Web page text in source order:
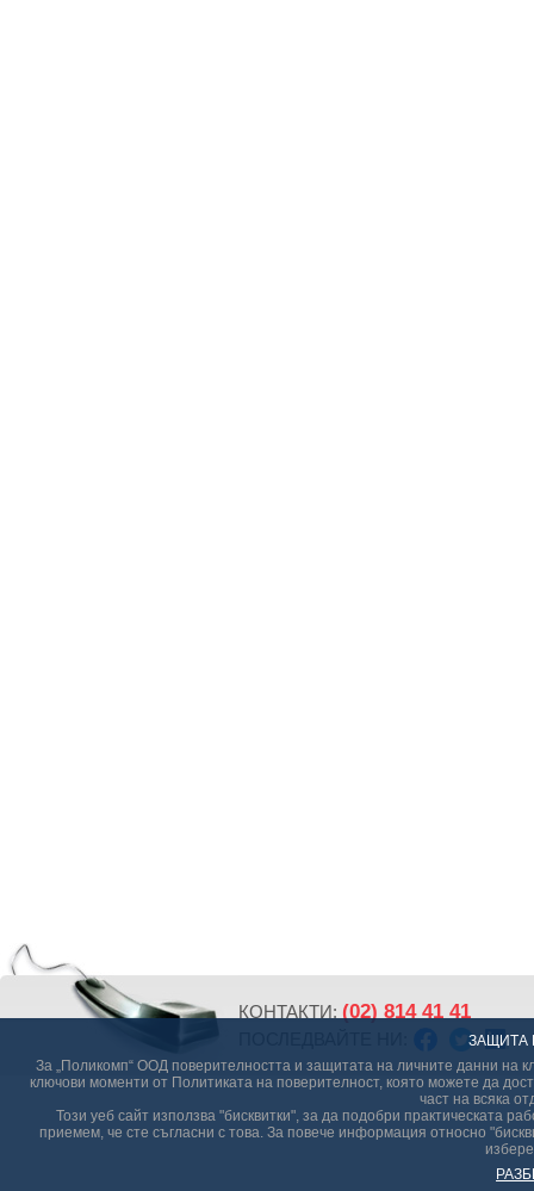
ЗАЩИТА
За „Поликомп“ ООД поверителността и защитата на личните данни на
ключови моменти от Политиката на поверителност, която можете да
част на всяка
Този уеб сайт използва "бисквитки", за да подобри практическата
приемем, че сте съгласни с това. За повече информация относно
КОНТАКТИ: (02) 814 41 41